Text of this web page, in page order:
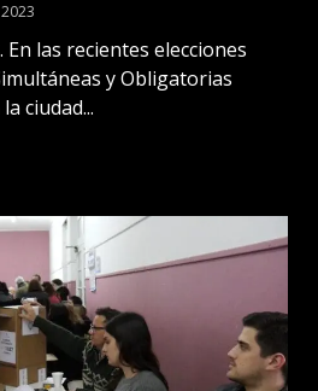
En las recientes elecciones
y Obligatorias
ciudad...